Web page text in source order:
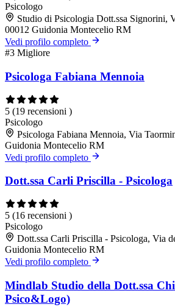
Psicologo
Studio di Psicologia Dott.ssa Signorini,
00012 Guidonia Montecelio RM
Vedi profilo completo
#3 Migliore
Psicologa Fabiana Mennoia
5 (19 recensioni )
Psicologo
Psicologa Fabiana Mennoia, Via
Guidonia Montecelio RM
Vedi profilo completo
Dott.ssa Carli Priscilla - Psicologa
5 (16 recensioni )
Psicologo
Dott.ssa Carli Priscilla - Psicologa, Via
Guidonia Montecelio RM
Vedi profilo completo
Mindlab Studio della Dott.ssa
Psico&Logo)